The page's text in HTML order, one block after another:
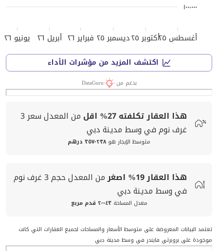
أغسطس ٢٥ أكتوبر ٢٥ ديسمبر ٢٥ فبراير ٢٦ أبريل ٢٦ يونيو ٢٦
١٠٠٬٠٠٠
اكتشف المزيد من مؤشرات الأداء
بدعم من DataGuru
هذا العقار تكلفته27% اقل من المعدلسعر3
غرف نوم في وسط مدينة دبي
متوسط الإيجار هو ٣٥٧٬٢٣٨ درهم
هذا العقار19% اصغرمن المعدلحجم
3 غرف نوم
في وسط مدينة دبي
معدل المساحة ٢٬٠٤٣ قدم مربع
تعتمد البيانات المعروضة على متوسط الأسعار والمساحات لجميع العقارات التي كانت
موجودة على بروبرتي فايندر في وسط مدينة دبي